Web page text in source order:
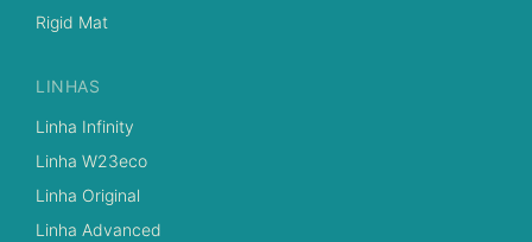
Rigid Mat
LINHAS
Linha Infinity
Linha W23eco
Linha Original
Linha Advanced